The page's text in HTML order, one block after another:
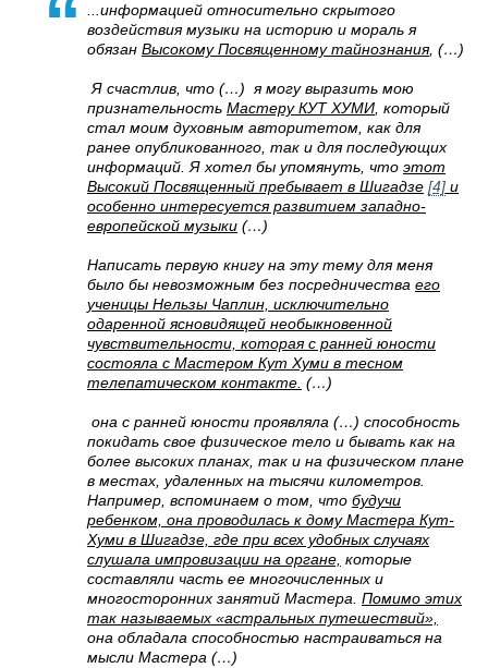
...информацией относительно скрытого
воздействия музыки на историю и мораль я
обязан Высокому Посвященному тайнознания, (…)
Я счастлив, что (…) я могу выразить мою
признательность Мастеру КУТ ХУМИ , который
стал моим духовным авторитетом, как для
ранее опубликованного, так и для последующих
информаций. Я хотел бы упомянуть, что этот
Высокий Посвященный пребывает в Шигадзе [4] и
особенно интересуется развитием западно-
европейской музыки (…)
Написать первую книгу на эту тему для меня
было бы невозможным без посредничества его
ученицы Нельзы Чаплин, исключительно
одаренной ясновидящей необыкновенной
чувствительности, которая с ранней юности
состояла с Мастером Кут Хуми в тесном
телепатическом контакте. (…)
она с ранней юности проявляла (…) способность
покидать свое физическое тело и бывать как на
более высоких планах, так и на физическом плане
в местах, удаленных на тысячи километров.
Например, вспоминаем о том, что будучи
ребенком, она проводилась к дому Мастера Кут-
Хуми в Шигадзе, где при всех удобных случаях
слушала импровизации на органе, которые
составляли часть ее многочисленных и
многосторонних занятий Мастера. Помимо этих
так называемых «астральных путешествий»,
она обладала способностью настраиваться на
мысли Мастера (…)